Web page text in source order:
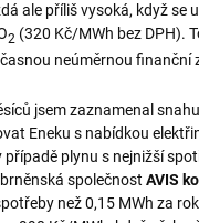
ale příliš vysoká, když se
2 (320 Kč/MWh bez DPH).
neúměrnou finanční
jsem zaznamenal
Eneku s nabídkou
případě plynu s nejnižší
společnost AVIS
než 0,15 MWh za